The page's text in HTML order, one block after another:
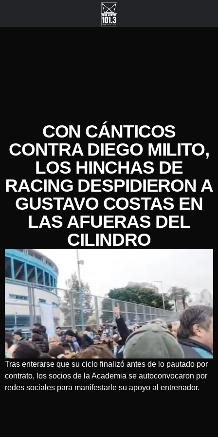
CON CÁNTICOS
CONTRA DIEGO MILITO,
LOS HINCHAS DE
RACING DESPIDIERON A
GUSTAVO COSTAS EN
LAS AFUERAS DEL
CILINDRO
Tras enterarse que su ciclo finalizó antes de lo pautado por
contrato, los socios de la Academia se autoconvocaron por
redes sociales para manifestarle su apoyo al entrenador.